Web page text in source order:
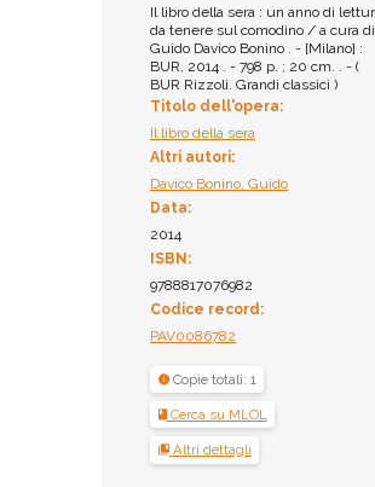
Il libro della sera : un anno di
da tenere sul comodino / a cura di
Guido Davico Bonino . - [Milano] :
BUR, 2014 . - 798 p. ; 20 cm. . - (
BUR Rizzoli. Grandi classici )
Titolo dell'opera:
Il libro della sera
Altri autori:
Davico Bonino, Guido
Data:
2014
ISBN:
9788817076982
Codice record:
PAV0086782
Copie totali: 1
Cerca su MLOL
Altri dettagli